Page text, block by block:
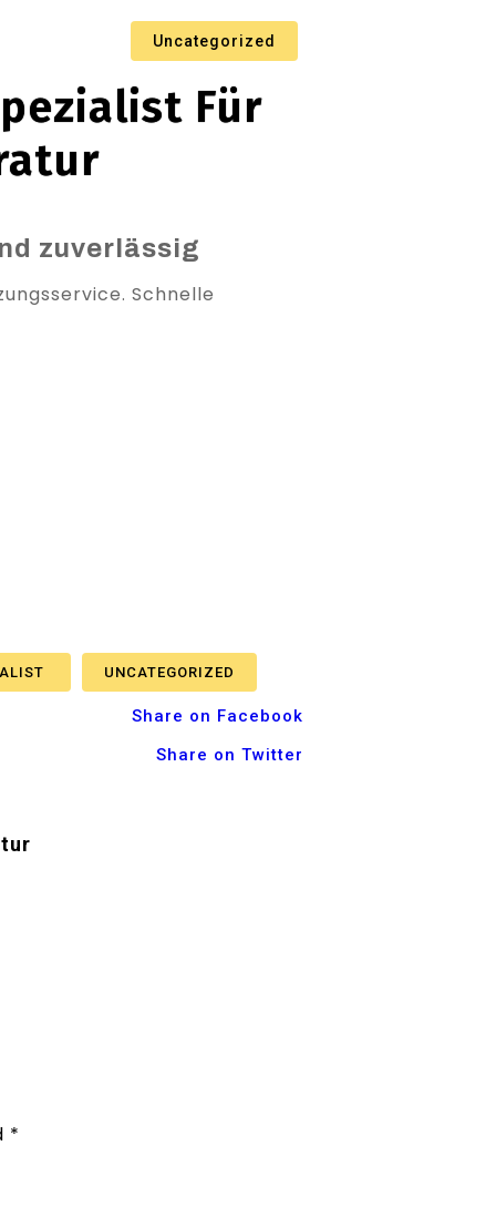
Uncategorized
Für
zuverlässig
Schnelle
UNCATEGORIZED
Share on Facebook
Share on Twitter
*